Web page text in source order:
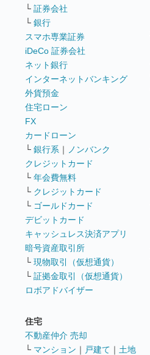
└ 証券会社
└ 銀行
スマホ専業証券
iDeCo 証券会社
ネット銀行
インターネットバンキング
外貨預金
住宅ローン
FX
カードローン
└ 銀行系 ｜
ノンバンク
クレジットカード
└ 年会費無料
└ クレジットカード
└ ゴールドカード
デビットカード
キャッシュレス決済アプリ
暗号資産取引所
└ 現物取引（仮想通貨）
└ 証拠金取引（仮想通貨）
ロボアドバイザー
住宅
不動産仲介 売却
└ マンション ｜ 戸建て ｜ 土地